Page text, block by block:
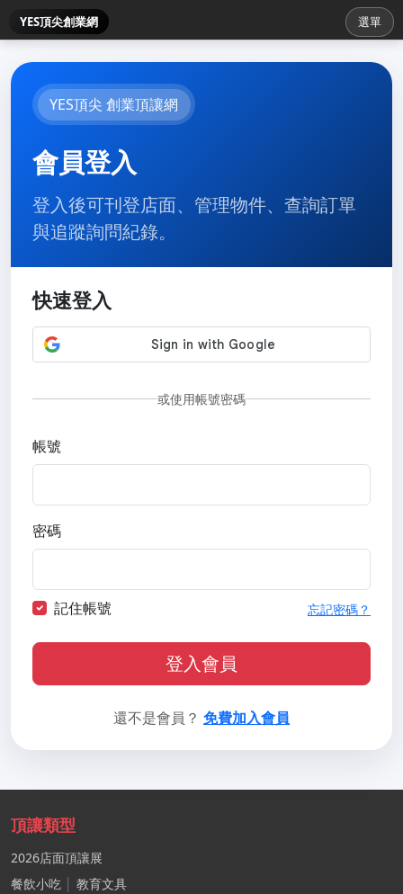
YES頂尖創業網 選單
YES頂尖 創業頂讓網
會員登入
登入後可刊登店面、管理物件、查詢訂單
與追蹤詢問紀錄。
快速登入
或使用帳號密碼
帳號
密碼
記住帳號 忘記密碼？
登入會員
還不是會員？ 免費加入會員
頂讓類型
2026店面頂讓展
餐飲小吃
教育文具